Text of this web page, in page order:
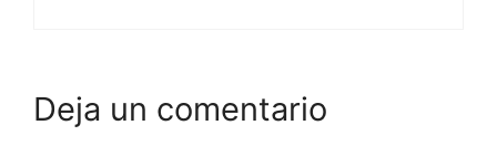
Deja un comentario